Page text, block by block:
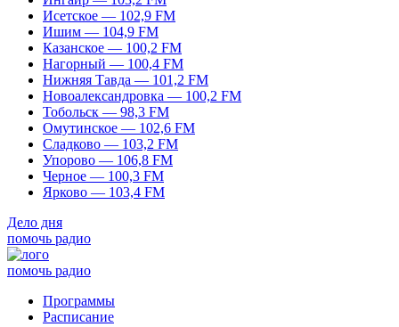
Исетское — 102,9 FM
Ишим — 104,9 FM
Казанское — 100,2 FM
Нагорный — 100,4 FM
Нижняя Тавда — 101,2 FM
Новоалександровка — 100,2 FM
Тобольск — 98,3 FM
Омутинское — 102,6 FM
Сладково — 103,2 FM
Упорово — 106,8 FM
Черное — 100,3 FM
Ярково — 103,4 FM
Дело дня
помочь радио
помочь радио
Программы
Расписание